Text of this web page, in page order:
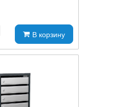
В корзину